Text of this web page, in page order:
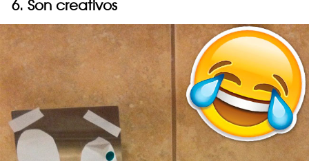
6. Son creativos